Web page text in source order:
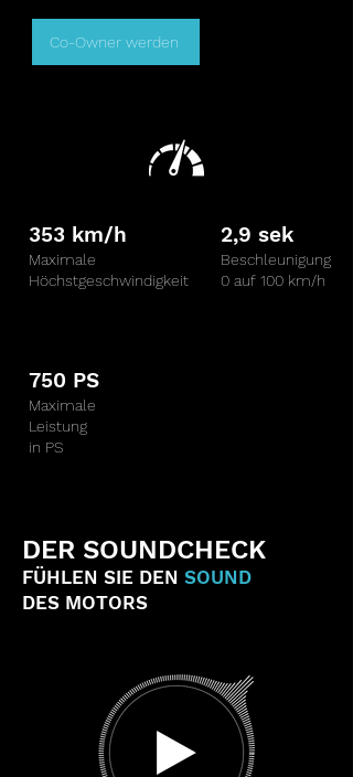
Co-Owner werden
353 km/h
Maximale
Höchstgeschwindigkeit
2,9 sek
Beschleunigung
0 auf 100 km/h
750 PS
Maximale
Leistung
in PS
DER SOUNDCHECK
FÜHLEN SIE DEN SOUND
DES MOTORS